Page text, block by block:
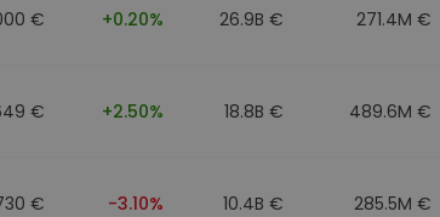
€ +0.20% 26.9B € 271.4M €
€ +2.50% 18.8B € 489.6M €
€ -3.10% 10.4B € 285.5M €